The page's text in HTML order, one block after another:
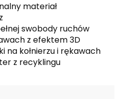
materiał
swobody ruchów
z efektem 3D
na kołnierzu i rękawach
z recyklingu